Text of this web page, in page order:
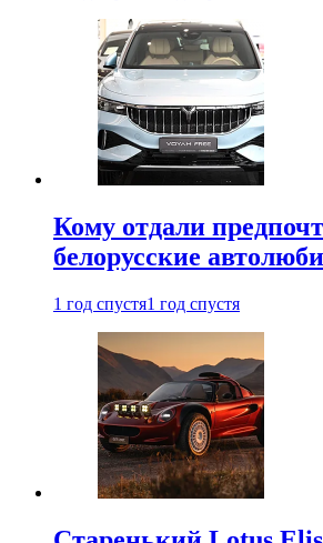
Кому отдали
белорусские
1 год спустя1 год спустя